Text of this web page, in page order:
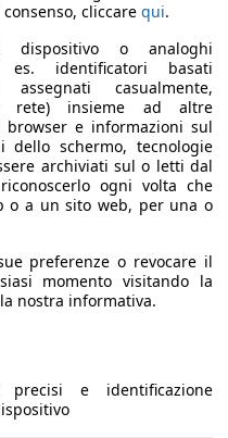
REGOLARI)
cliccare qui.
dispositivo o analoghi
identificatori basati
assegnati casualmente,
rete) insieme ad altre
e informazioni sul
dello schermo, tecnologie
archiviati sul o letti dal
ogni volta che
o a un sito web, per una o
preferenze o revocare il
momento visitando la
nostra informativa.
precisi e identificazione